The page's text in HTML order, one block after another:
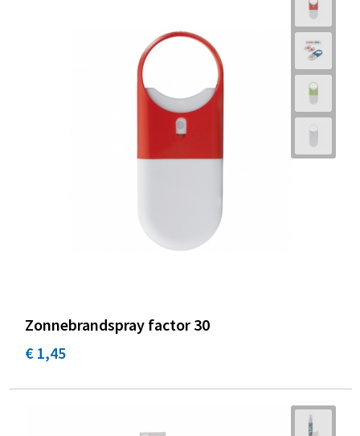
Zonnebrandspray factor 30
€ 1,45